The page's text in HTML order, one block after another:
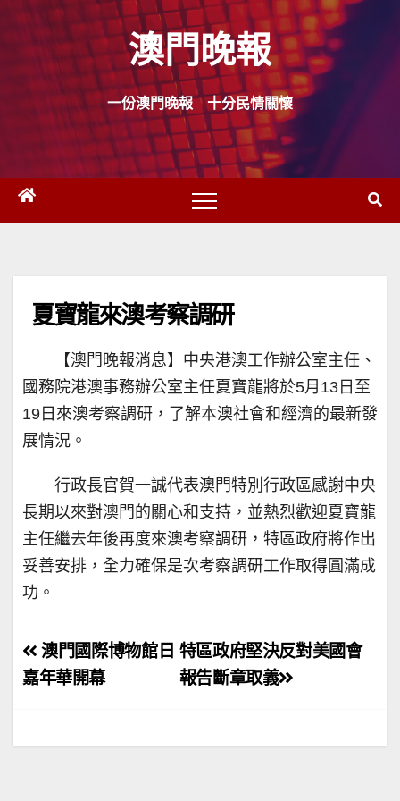
Skip
content
澳門晚報
一份澳門晚報 十分民情關懷
夏寶龍來澳考察調研
【澳門晚報消息】中央港澳工作辦公室主任、
國務院港澳事務辦公室主任夏寶龍將於5月13日至
19日來澳考察調研，了解本澳社會和經濟的最新發
展情況。
行政長官賀一誠代表澳門特別行政區感謝中央
長期以來對澳門的關心和支持，並熱烈歡迎夏寶龍
主任繼去年後再度來澳考察調研，特區政府將作出
妥善安排，全力確保是次考察調研工作取得圓滿成
功。
文
章
覽
特區政府堅決反對美國會
報告斷章取義
澳門國際博物館日
嘉年華開幕